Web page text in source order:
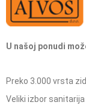
U našoj ponudi
Preko 3.000 vrsta
Veliki izbor